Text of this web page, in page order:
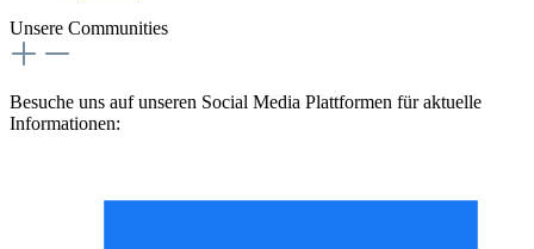
Unsere Communities
Besuche uns auf unseren Social Media Plattformen für aktuelle
Informationen: